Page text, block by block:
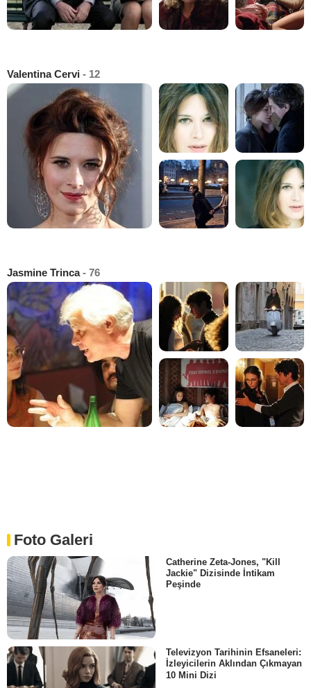
Valentina Cervi - 12
Jasmine Trinca- 76
Foto Galeri
Catherine Zeta-Jones, "Kill
Jackie" Dizisinde İntikam
Peşinde
Televizyon Tarihinin Efsaneleri:
İzleyicilerin Aklından Çıkmayan
10 Mini Dizi